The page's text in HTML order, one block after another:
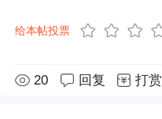
给本帖投票
20 回复 打赏